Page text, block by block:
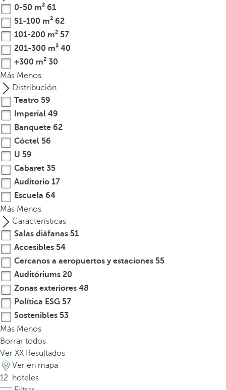
r
t
r
e
s
o
m
á
c
a
r
a
c
t
e
r
e
s
p
u
e
d
e
s
p
u
l
s
a
r
0-50 m² 61
51-100 m² 62
101-200 m² 57
201-300 m² 40
+300 m² 30
Más Menos
Distribución
Teatro 59
Imperial 49
Banquete 62
Cóctel 56
U 59
Cabaret 35
Auditorio 17
Escuela 64
Más Menos
Características
Salas diáfanas 51
Accesibles 54
Cercanos a aeropuertos y estaciones 55
Auditóriums 20
Zonas exteriores 48
Política ESG 57
Sostenibles 53
Más Menos
Borrar todos
Ver XX Resultados
Ver en mapa
12
hoteles